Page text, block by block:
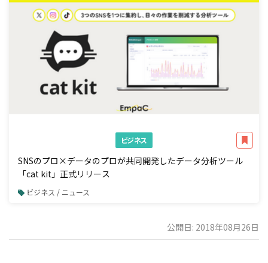
ビジネス
SNSのプロ×データのプロが共同開発したデータ分析ツール
「cat kit」正式リリース
ビジネス / ニュース
公開日: 2018年08月26日